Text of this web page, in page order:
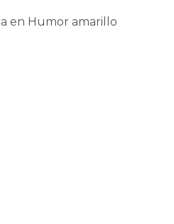
en Humor amarillo